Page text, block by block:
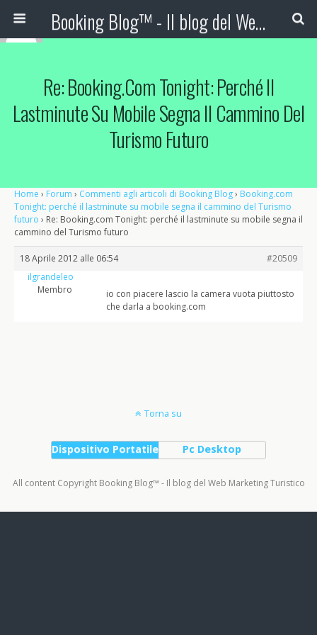
Booking Blog™ - Il blog del Web Marketing Turistico
Re: Booking.com Tonight: Perché Il
Lastminute Su Mobile Segna Il Cammino Del
Turismo Futuro
Home › Forum › Commenti agli articoli di Booking Blog› Booking.com
Tonight: perché il lastminute su mobile segna il cammino del Turismo
futuro › Re: Booking.com Tonight: perché il lastminute su mobile segna il
cammino del Turismo futuro
18 Aprile 2012 alle 06:54
#20509
ilgrandeleo
Membro
io con piacere lascio la camera vuota piuttosto
che darla a booking.com
Torna su
Dispositivo Portatile Pc Desktop
All content Copyright Booking Blog™ - Il blog del Web Marketing Turistico